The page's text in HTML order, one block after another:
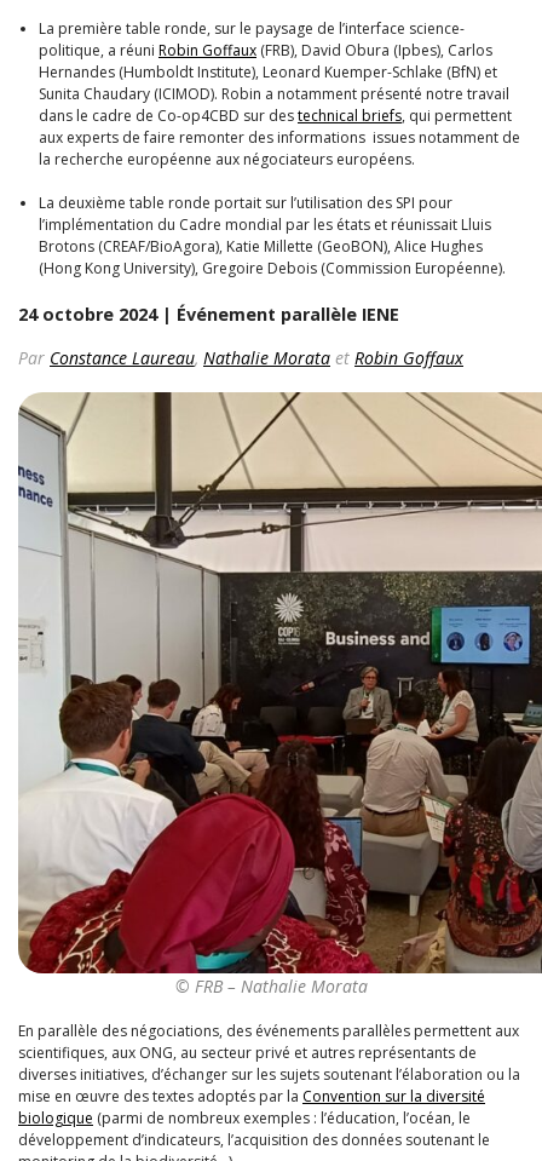
La première table ronde, sur le paysage de l’interface science-
politique, a réuni Robin Goffaux (FRB), David Obura (Ipbes), Carlos
Hernandes (Humboldt Institute), Leonard Kuemper-Schlake (BfN) et
Sunita Chaudary (ICIMOD). Robin a notamment présenté notre travail
dans le cadre de Co-op4CBD sur destechnical briefs, qui permettent
aux experts de faire remonter des informations issues notamment de
la recherche européenne aux négociateurs européens.
La deuxième table ronde portait sur l’utilisation des SPI pour
l’implémentation du Cadre mondial par les états et réunissait Lluis
Brotons (CREAF/BioAgora), Katie Millette (GeoBON), Alice Hughes
(Hong Kong University), Gregoire Debois (Commission Européenne).
24 octobre 2024 | Événement parallèle IENE
Par Constance Laureau, Nathalie Morata et Robin Goffaux
© FRB – Nathalie Morata
En parallèle des négociations, des événements parallèles permettent aux
scientifiques, aux ONG, au secteur privé et autres représentants de
diverses initiatives, d’échanger sur les sujets soutenant l’élaboration ou la
mise en œuvre des textes adoptés par la Convention sur la diversité
biologique (parmi de nombreux exemples : l’éducation, l’océan, le
développement d’indicateurs, l’acquisition des données soutenant le